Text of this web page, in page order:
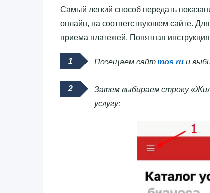
Самый легкий способ передать
онлайн, на соответствующем сайте.
приема платежей. Понятная
Посещаем сайт mos.ru и
Затем выбираем строку
услугу: